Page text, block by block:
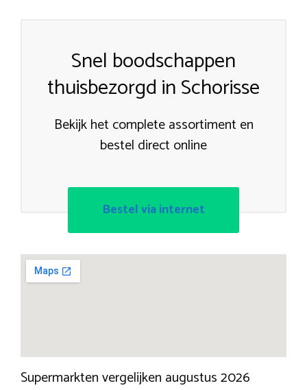
Snel boodschappen
thuisbezorgd in Schorisse
Bekijk het complete assortiment en
bestel direct online
Bestel via internet
Supermarkten vergelijken augustus 2026